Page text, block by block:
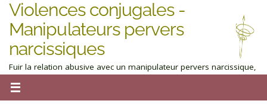
Violences conjugales -
Manipulateurs pervers
narcissiques
Fuir la relation abusive avec un manipulateur pervers narcissique,